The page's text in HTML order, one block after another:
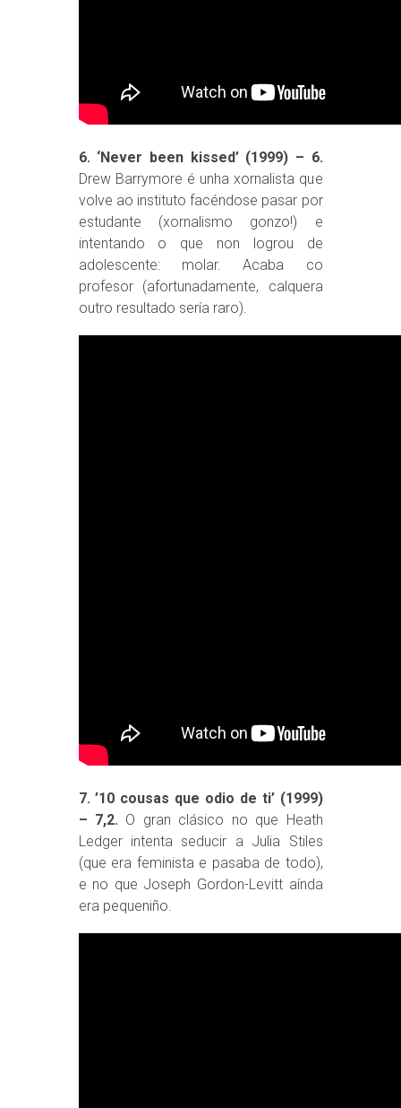
6. ‘Never been kissed’ (1999) – 6.
Drew Barrymore é unha xornalista que
volve ao instituto facéndose pasar por
estudante (xornalismo gonzo!) e
intentando o que non logrou de
adolescente: molar. Acaba co
profesor (afortunadamente, calquera
outro resultado sería raro).
7. ’10 cousas que odio de ti’ (1999)
– 7,2. O gran clásico no que Heath
Ledger intenta seducir a Julia Stiles
(que era feminista e pasaba de todo),
e no que Joseph Gordon-Levitt aínda
era pequeniño.